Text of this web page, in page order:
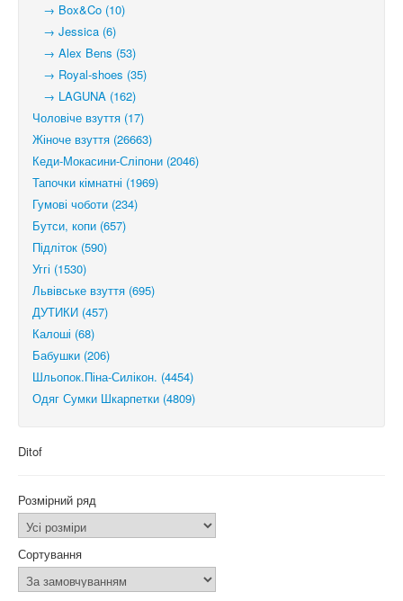
→ Box&Co (10)
→ Jessica (6)
→ Alex Bens (53)
→ Royal-shoes (35)
→ LAGUNA (162)
Чоловіче взуття (17)
Жіноче взуття (26663)
Кеди-Мокасини-Сліпони (2046)
Тапочки кімнатні (1969)
Гумові чоботи (234)
Бутси, копи (657)
Підліток (590)
Уггі (1530)
Львівське взуття (695)
ДУТИКИ (457)
Калоші (68)
Бабушки (206)
Шльопок.Піна-Силікон. (4454)
Одяг Сумки Шкарпетки (4809)
Ditof
Розмірний ряд
Сортування